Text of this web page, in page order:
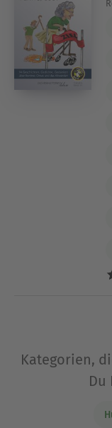
Kategorien,
Du